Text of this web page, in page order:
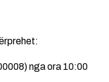
nga ora 10:00